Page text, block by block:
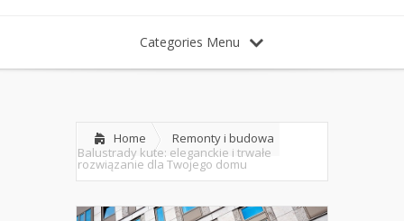
Categories Menu
Home
Remonty i budowa
Balustrady kute: eleganckie i trwałe
rozwiązanie dla Twojego domu